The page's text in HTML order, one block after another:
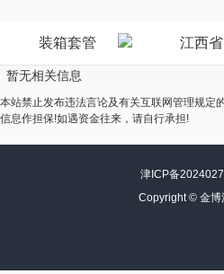
装箱套管 江西省
暂无相关信息
本站禁止发布违法言论及有关互联网管理规定
信息作担保!如遇资金往来，请自行承担!
津ICP备
Copyright © 金博